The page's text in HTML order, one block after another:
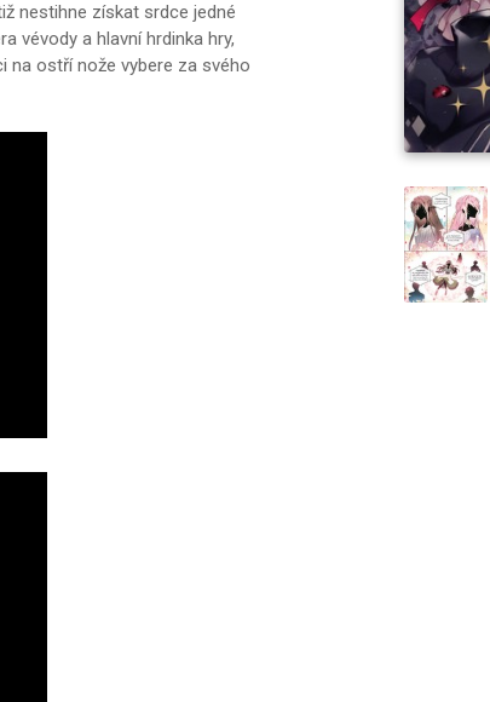
nestihne získat srdce jedné
vévody a hlavní hrdinka hry,
na ostří nože vybere za svého